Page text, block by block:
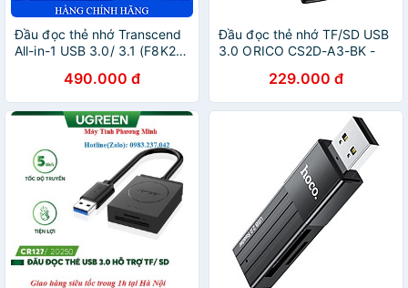
Đầu đọc thẻ nhớ Transcend
All-in-1 USB 3.0/ 3.1 (F8K2) -
490.000 đ
Đầu đọc thẻ nhớ TF/SD USB
3.0 ORICO CS2D-A3-BK -
229.000 đ